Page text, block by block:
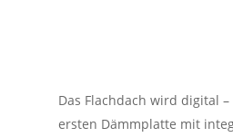
Das Flachdach wird digital
ersten Dämmplatte mit